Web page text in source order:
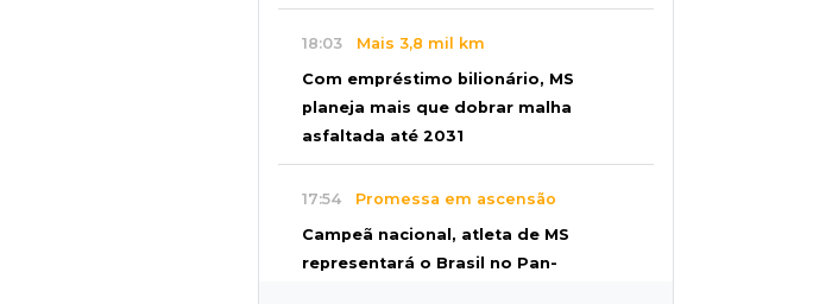
18:03 Mais 3,8 mil km
Com empréstimo bilionário, MS
planeja mais que dobrar malha
asfaltada até 2031
17:54 Promessa em ascensão
Campeã nacional, atleta de MS
representará o Brasil no Pan-